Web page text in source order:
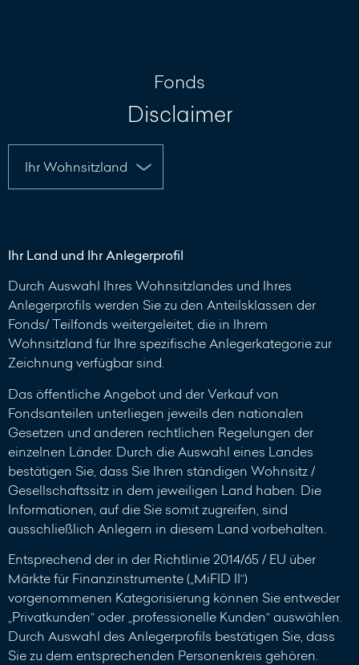
Fonds
Disclaimer
Ihr Land und Ihr Anlegerprofil
Durch Auswahl Ihres Wohnsitzlandes und Ihres
Anlegerprofils werden Sie zu den Anteilsklassen der
Fonds/ Teilfonds weitergeleitet, die in Ihrem
Wohnsitzland für Ihre spezifische Anlegerkategorie zur
Zeichnung verfügbar sind.
Das öffentliche Angebot und der Verkauf von
Fondsanteilen unterliegen jeweils den nationalen
Gesetzen und anderen rechtlichen Regelungen der
einzelnen Länder. Durch die Auswahl eines Landes
bestätigen Sie, dass Sie Ihren ständigen Wohnsitz /
Gesellschaftssitz in dem jeweiligen Land haben. Die
Informationen, auf die Sie somit zugreifen, sind
ausschließlich Anlegern in diesem Land vorbehalten.
Entsprechend der in der Richtlinie 2014/65 / EU über
Märkte für Finanzinstrumente („MiFID II“)
vorgenommenen Kategorisierung können Sie entweder
„Privatkunden“ oder „professionelle Kunden“ auswählen.
Durch Auswahl des Anlegerprofils bestätigen Sie, dass
Sie zu dem entsprechenden Personenkreis gehören.